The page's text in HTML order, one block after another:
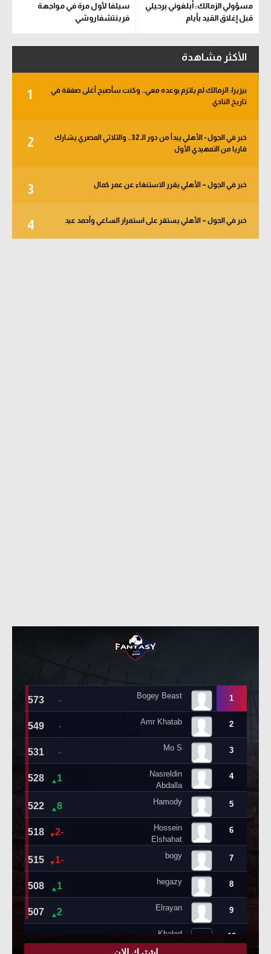
مسؤولي الزمالك: أبلغوني برحيلي
قبل إغلاق القيد بأيام
سيلفا لأول مرة في مواجهة
فرينتشفاروشي
الأكثر مشاهدة
1
بيزيرا: الزمالك لم يلتزم بوعده معي.. وكنت سأصبح أغلى صفقة في
تاريخ النادي
2
خبر في الجول - الأهلي يبدأ من دور الـ 32.. والثلاثي المصري يشارك
قاريا من التمهيدي الأول
3 خبر في الجول – الأهلي يقرر الاستنغاء عن عمر كمال
4 خبر في الجول – الأهلي يستقر على استمرار الساعي وأحمد عيد